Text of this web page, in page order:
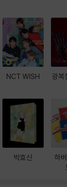
NCT WISH
박효신
광복
하